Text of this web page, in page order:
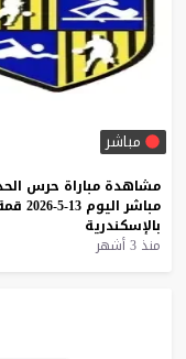
مباشر
مشاهدة مباراة حرس
مباشر اليوم 13-5-2026
بالإسكندرية
منذ 3 أشهر